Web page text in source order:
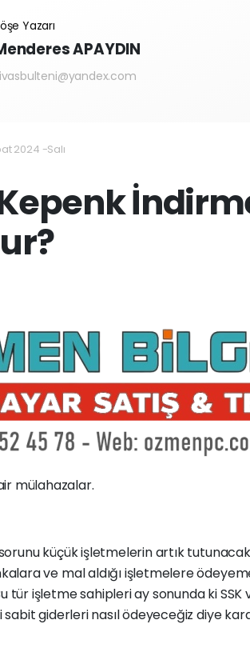
Yazarı
APAYDIN
2024 -Salı
mülahazalar.
küçük işletmelerin artık tutunacak
ve mal aldığı işletmelere
tür işletme sahipleri ay sonunda ki SSK
sabit giderleri nasıl ödeyeceğiz diye